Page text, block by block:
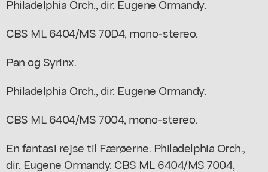
Philadelphia Orch., dir. Eugene Ormandy.
CBS ML 6404/MS 70D4, mono-stereo.
Pan og Syrinx.
Philadelphia Orch., dir. Eugene Ormandy.
CBS ML 6404/MS 7004, mono-stereo.
En fantasi rejse til Færøerne. Philadelphia Orch.,
dir. Eugene Ormandy. CBS ML 6404/MS 7004,